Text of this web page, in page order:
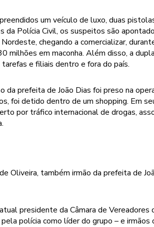
um veículo de luxo, duas
da Polícia Civil, os suspeitos são
chegando a comercializar,
milhões em maconha. Além disso, a
e filiais dentro e fora do país.
prefeita de João Dias foi preso na
foi detido dentro de um shopping. Em
por tráfico internacional de drogas,
Oliveira, também irmão da prefeita de
presidente da Câmara de Vereadores
polícia como líder do grupo – e irmãos